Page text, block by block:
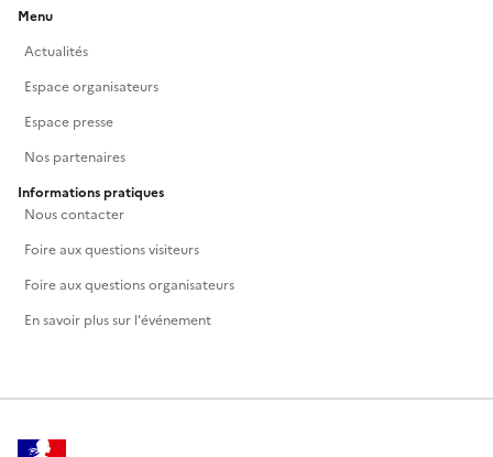
Menu
Actualités
Espace organisateurs
Espace presse
Nos partenaires
Informations pratiques
Nous contacter
Foire aux questions visiteurs
Foire aux questions organisateurs
En savoir plus sur l'événement